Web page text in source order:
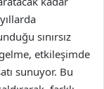
sınırsız
etkileşimde
sunuyor. Bu